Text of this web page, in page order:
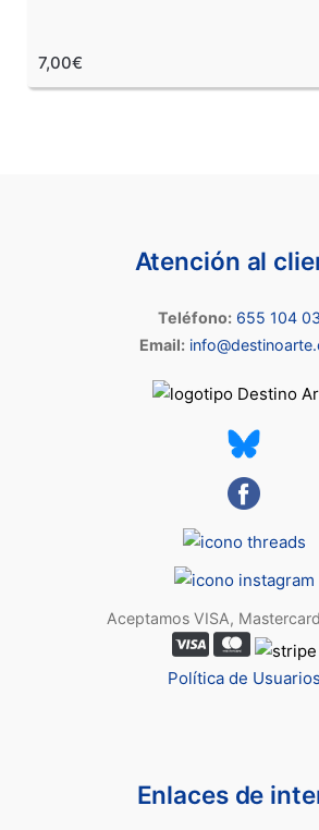
7,00€
Atención al
Teléfono: 655 104
Email:
Aceptamos VISA,
Política de Usuarios
Enlaces de